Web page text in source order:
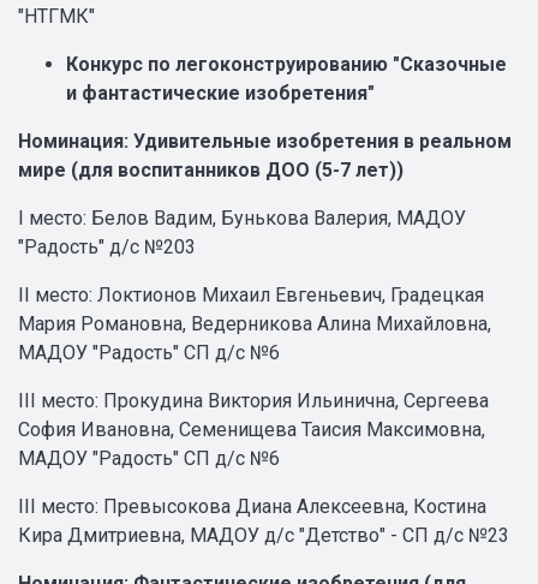
"НТГМК"
Конкурс по легоконструированию "Сказочные
и фантастические изобретения"
Номинация: Удивительные изобретения в реальном
мире (для воспитанников ДОО (5-7 лет))
I место: Белов Вадим, Бунькова Валерия, МАДОУ
"Радость" д/с №203
II место: Локтионов Михаил Евгеньевич, Градецкая
Мария Романовна, Ведерникова Алина Михайловна,
МАДОУ "Радость" СП д/с №6
III место: Прокудина Виктория Ильинична, Сергеева
София Ивановна, Семенищева Таисия Максимовна,
МАДОУ "Радость" СП д/с №6
III место: Превысокова Диана Алексеевна, Костина
Кира Дмитриевна, МАДОУ д/с "Детство" - СП д/с №23